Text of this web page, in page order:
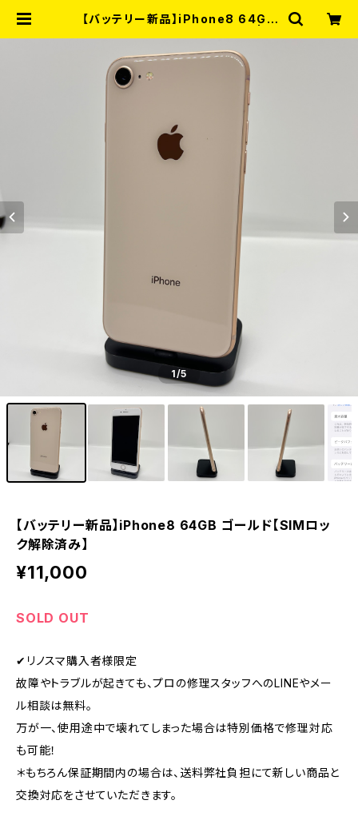
【バッテリー新品】iPhone8 64GB
1/5
【バッテリー新品】iPhone8 64GB ゴールド【SIMロッ
ク解除済み】
¥11,000
SOLD OUT
✔︎リノスマ購入者様限定
故障やトラブルが起きても、プロの修理スタッフへのLINEやメー
ル相談は無料。
万が一、使用途中で壊れてしまった場合は特別価格で修理対応
も可能！
＊もちろん保証期間内の場合は、送料弊社負担にて新しい商品と
交換対応をさせていただきます。